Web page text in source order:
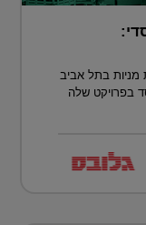
בתל אביב
בפרויקט שלה